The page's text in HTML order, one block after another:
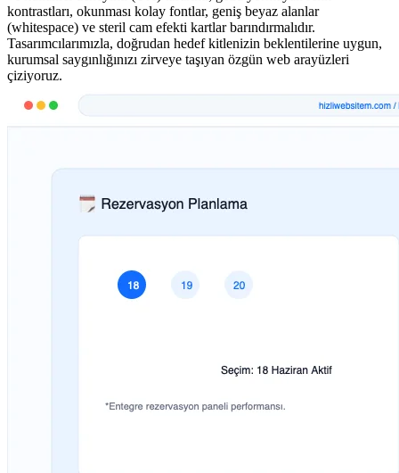
kontrastları, okunması kolay fontlar, geniş beyaz alanlar
(whitespace) ve steril cam efekti kartlar barındırmalıdır.
Tasarımcılarımızla, doğrudan hedef kitlenizin beklentilerine uygun,
kurumsal saygınlığınızı zirveye taşıyan özgün web arayüzleri
çiziyoruz.